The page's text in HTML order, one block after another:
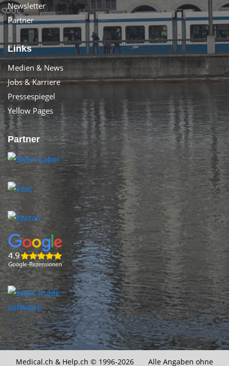
Newsletter
Partner
Links
Medien & News
Jobs & Karriere
Pressespiegel
Yellow Pages
Partner
Medical.ch & Help.ch © 1996-2026 Alle Angaben ohne